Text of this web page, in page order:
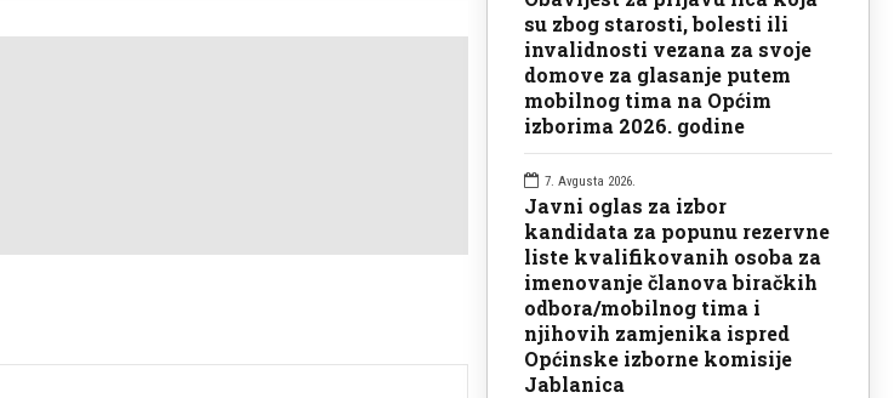
su zbog starosti, bolesti ili
invalidnosti vezana za svoje
domove za glasanje putem
mobilnog tima na Općim
izborima 2026. godine
7. Avgusta 2026.
Javni oglas za izbor
kandidata za popunu rezervne
liste kvalifikovanih osoba za
imenovanje članova biračkih
odbora/mobilnog tima i
njihovih zamjenika ispred
Općinske izborne komisije
Jablanica